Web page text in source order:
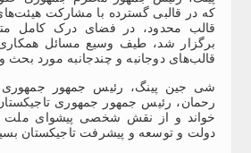
که در قالبی گسترده با مشارکت
قالب محدود، در فضای درک کامل
برگزار شد، طیف وسیع مسائل
قالب‌های دوجانبه و چندجانبه مورد بحث
شی جین پینگ، رئیس جمهور
رحمان، رئیس جمهور جمهوری
خواند و از نقش شخصی پیشوای ملت
دولت و توسعه و پیشرفت تاجیکستان